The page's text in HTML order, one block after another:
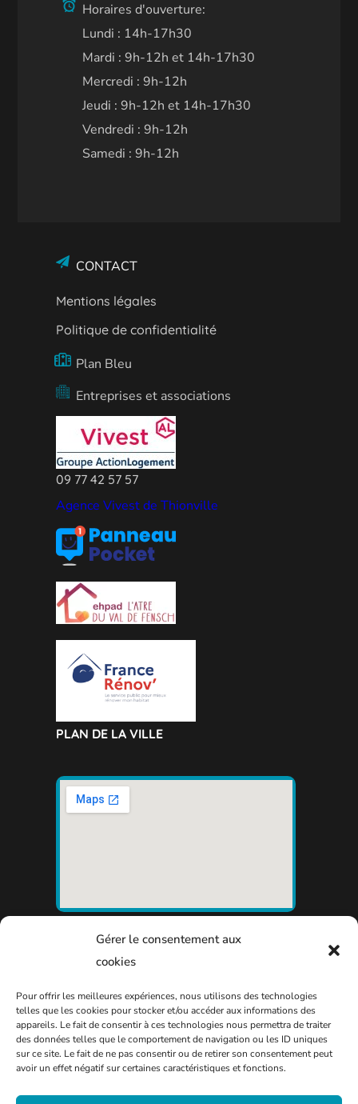
Gérer le consentement aux
cookies
Pour offrir les meilleures expériences, nous utilisons des technologies
telles que les cookies pour stocker et/ou accéder aux informations des
appareils. Le fait de consentir à ces technologies nous permettra de traiter
des données telles que le comportement de navigation ou les ID uniques
sur ce site. Le fait de ne pas consentir ou de retirer son consentement peut
avoir un effet négatif sur certaines caractéristiques et fonctions.
Horaires d'ouverture:
Lundi : 14h-17h30
Mardi : 9h-12h et 14h-17h30
Mercredi : 9h-12h
Jeudi : 9h-12h et 14h-17h30
Vendredi : 9h-12h
Samedi : 9h-12h
CONTACT
Mentions légales
Politique de confidentialité
Plan Bleu
Entreprises et associations
09 77 42 57 57
Agence Vivest de Thionville
PLAN DE LA VILLE